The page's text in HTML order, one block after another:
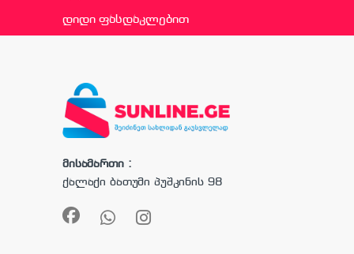
დიდი ფასდაკლებით
მისამართი :
ქალაქი ბათუმი პუშკინის 98